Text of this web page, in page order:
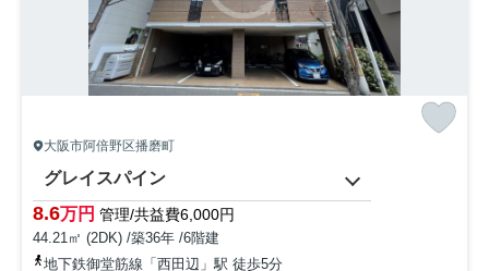
大阪市阿倍野区播磨町
グレイスパイン
8.6万円 管理/共益費6,000円
44.21㎡ (2DK) /築36年 /6階建
地下鉄御堂筋線「西田辺」駅 徒歩5分